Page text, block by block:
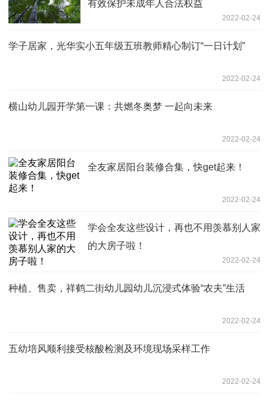
有效保护未成年人合法权益
2022-02-24
学子居家，光华实小五年级五班教师精心制订“一日计划”
2022-02-24
横山幼儿园开学第一课：共燃冬奥梦 一起向未来
2022-02-24
全友家居阳台装修合集，快get起来！
2022-02-24
学会全友这些设计，再也不用羡慕别人家
的大房子啦！
2022-02-24
种植、售卖，祥鹤二街幼儿园幼儿沉浸式体验“农夫”生活
2022-02-24
五幼培风顺利接受核酸检测及环境现场采样工作
2022-02-24